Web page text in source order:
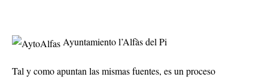
Ayuntamiento l’Alfàs del Pi
Tal y como apuntan las mismas fuentes, es un proceso